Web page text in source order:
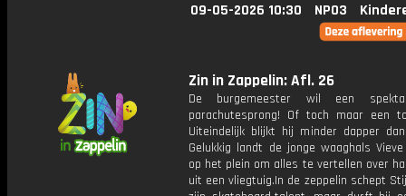
09-05-2026 10:30 NPO3
Zin in Zappelin: Afl. 26
De burgemeester wil een
parachutesprong! Of toch maar een
Uiteindelijk blijkt hij minder dapper
Gelukkig landt de jonge waaghals
op het plein om alles te vertellen over
uit een vliegtuig.In de zeppelin schept